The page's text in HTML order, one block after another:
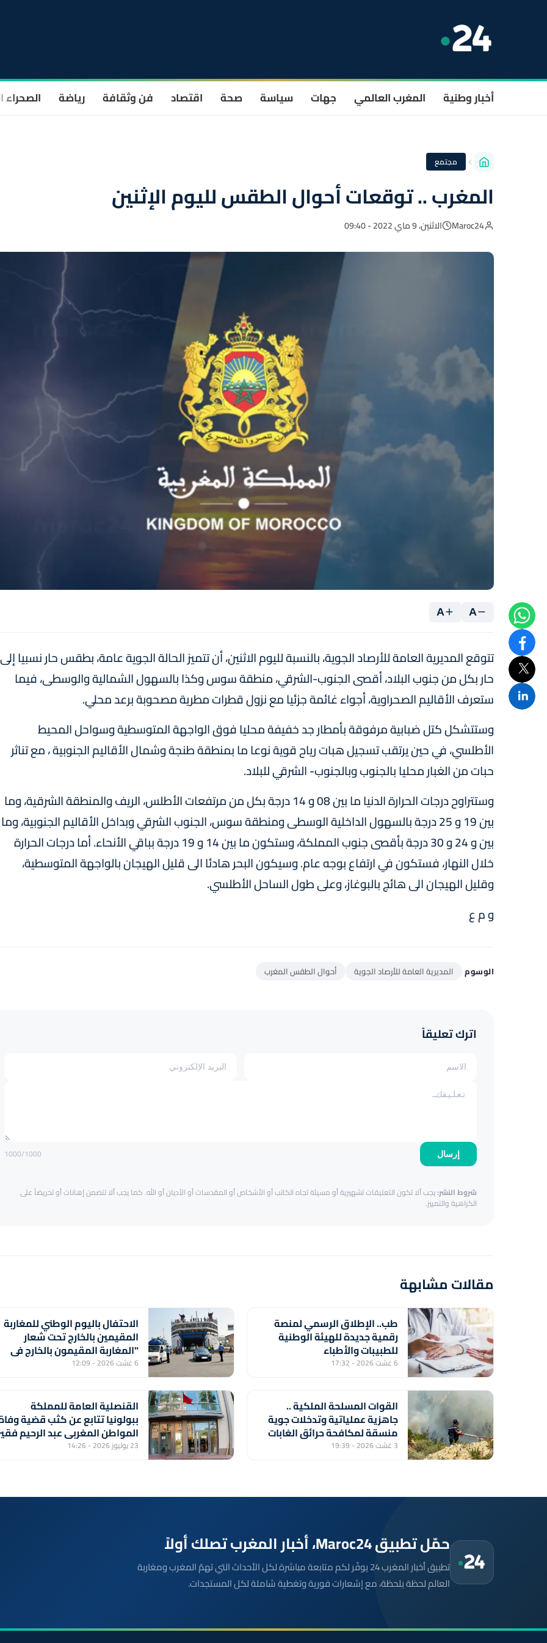
أخبار وطنية المغرب العالمي جهات سياسة صحة اقتصاد فن وثقافة رياضة الصحراء
مجتمع
المغرب .. توقعات أحوال الطقس لليوم الإثنين
Maroc24 الاثنين، 9 ماي 2022 - 09:40
A
A
تتوقع المديرية العامة للأرصاد الجوية، بالنسبة لليوم الاثنين، أن تتميز الحالة الجوية عامة، بطقس حار نسبيا إلى
حار بكل من جنوب البلاد، أقصى الجنوب-الشرقي، منطقة سوس وكذا بالسهول الشمالية والوسطى، فيما
ستعرف الأقاليم الصحراوية، أجواء غائمة جزئيا مع نزول قطرات مطرية مصحوبة برعد محلي.
وستتشكل كتل ضبابية مرفوقة بأمطار جد خفيفة محليا فوق الواجهة المتوسطية وسواحل المحيط
الأطلسي، في حين يرتقب تسجيل هبات رياح قوية نوعا ما بمنطقة طنجة وشمال الأقاليم الجنوبية ، مع تناثر
حبات من الغبار محليا بالجنوب وبالجنوب- الشرقي للبلاد.
وستتراوح درجات الحرارة الدنيا ما بين 08 و 14 درجة بكل من مرتفعات الأطلس، الريف والمنطقة الشرقية، وما
بين 19 و 25 درجة بالسهول الداخلية الوسطى ومنطقة سوس، الجنوب الشرقي وبداخل الأقاليم الجنوبية، وما
بين و 24 و 30 درجة بأقصى جنوب المملكة، وستكون ما بين 14 و 19 درجة بباقي الأنحاء. أما درجات الحرارة
خلال النهار، فستكون في ارتفاع بوجه عام. وسيكون البحر هادئا الى قليل الهيجان بالواجهة المتوسطية،
وقليل الهيجان الى هائج بالبوغاز، وعلى طول الساحل الأطلسي.
و م ع
الوسوم المديرية العامة للأرصاد الجوية أحوال الطقس المغرب
اترك تعليقاً
إرسال 1000/1000
شروط النشر:يجب ألا تكون التعليقات تشهيرية أو مسيئة تجاه الكاتب أو الأشخاص أو المقدسات أو الأديان أو الله. كما يجب ألا تتضمن إهانات أو تحريضاً على
الكراهية والتمييز.
مقالات مشابهة
طب.. الإطلاق الرسمي لمنصة
رقمية جديدة للهيئة الوطنية
للطبيبات والأطباء
6 غشت 2026 - 17:32
الاحتفال باليوم الوطني للمغاربة
المقيمين بالخارج تحت شعار
"المغاربة المقيمون بالخارج في
خدمة أوراش المغرب 2030"
6 غشت 2026 - 12:09
القوات المسلحة الملكية ..
جاهزية عملياتية وتدخلات جوية
منسقة لمكافحة حرائق الغابات
3 غشت 2026 - 19:39
القنصلية العامة للمملكة
ببولونيا تتابع عن كثب قضية
المواطن المغربي عبد الرحيم
23 يوليوز 2026 - 14:26
حمّل تطبيق Maroc24، أخبار المغرب تصلك أولاً
تطبيق أخبار المغرب 24 يوفّر لكم متابعة مباشرة لكل الأحداث التي تهمّ المغرب ومغاربة
العالم لحظة بلحظة، مع إشعارات فورية وتغطية شاملة لكل المستجدات.